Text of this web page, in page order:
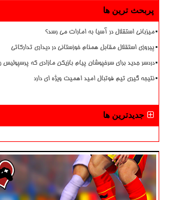
پربحث ترین ها
میزبانی استقلال در آسیا به امارات می رسد؟
پیروزی استقلال مقابل همنام خوزستانی در دیداری تدارکاتی
دردسر جدید برای سرخپوشان پیام بازیکن مازادی که پرسپولیس
نتیجه گیری تیم فوتبال امید اهمیت ویژه ای دارد
جدیدترین ها